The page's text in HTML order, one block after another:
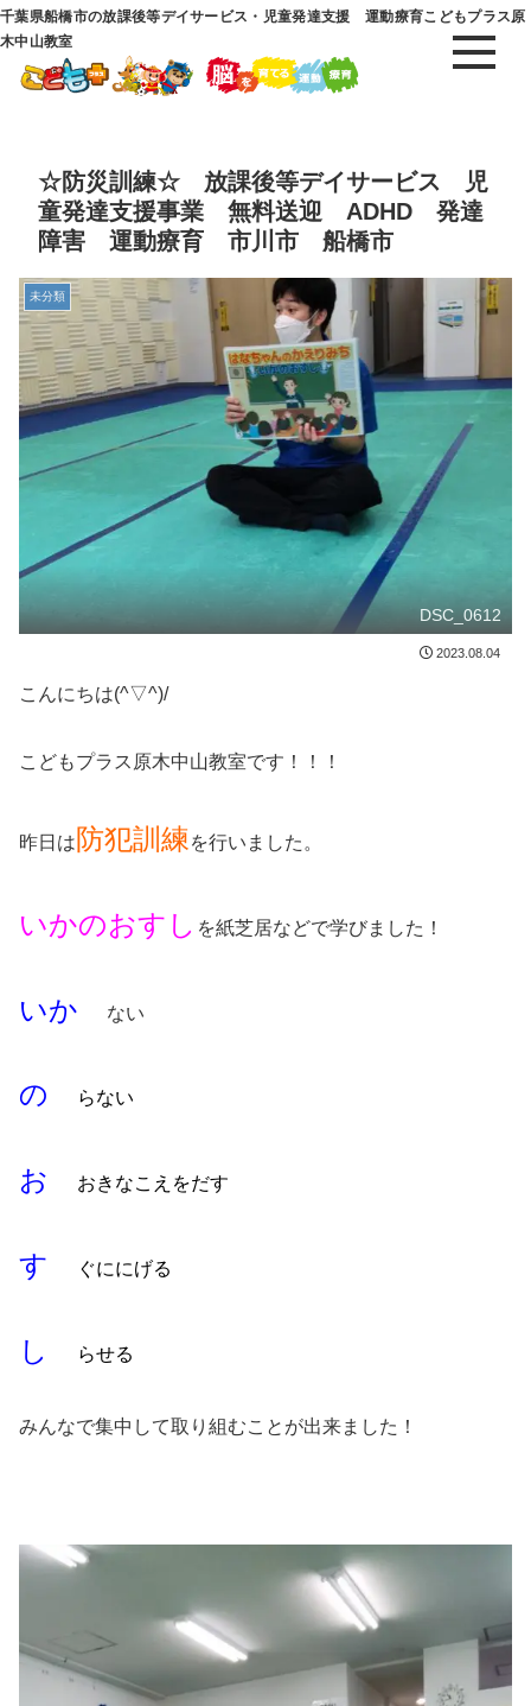
千葉県船橋市の放課後等デイサービス・児童発達支援 運動療育こどもプラス原
木中山教室
☆防災訓練☆ 放課後等デイサービス 児
童発達支援事業 無料送迎 ADHD 発達
障害 運動療育 市川市 船橋市
未分類
DSC_0612
2023.08.04
こんにちは(^▽^)/
こどもプラス原木中山教室です！！！
昨日は 防犯訓練を行いました。
いかのおすし を紙芝居などで学びました！
いか ない
の らない
お おきなこえをだす
す ぐににげる
し らせる
みんなで集中して取り組むことが出来ました！